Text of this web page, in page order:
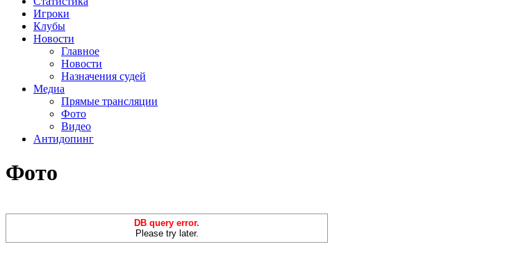
Игроки
Клубы
Новости
Главное
Новости
Назначения судей
Медиа
Прямые трансляции
Фото
Видео
Антидопинг
Фото
DB query error.
Please try later.